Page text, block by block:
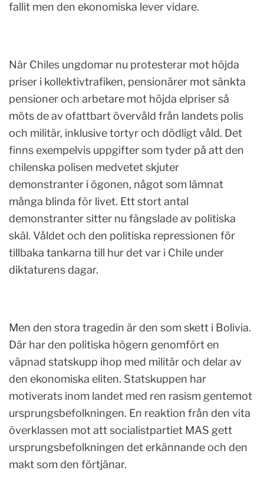
fallit men den ekonomiska lever vidare.
När Chiles ungdomar nu protesterar mot höjda
priser i kollektivtrafiken, pensionärer mot sänkta
pensioner och arbetare mot höjda elpriser så
möts de av ofattbart övervåld från landets polis
och militär, inklusive tortyr och dödligt våld. Det
finns exempelvis uppgifter som tyder på att den
chilenska polisen medvetet skjuter
demonstranter i ögonen, något som lämnat
många blinda för livet. Ett stort antal
demonstranter sitter nu fängslade av politiska
skäl. Våldet och den politiska repressionen för
tillbaka tankarna till hur det var i Chile under
diktaturens dagar.
Men den stora tragedin är den som skett i Bolivia.
Där har den politiska högern genomfört en
väpnad statskupp ihop med militär och delar av
den ekonomiska eliten. Statskuppen har
motiverats inom landet med ren rasism gentemot
ursprungsbefolkningen. En reaktion från den vita
överklassen mot att socialistpartiet MAS gett
ursprungsbefolkningen det erkännande och den
makt som den förtjänar.